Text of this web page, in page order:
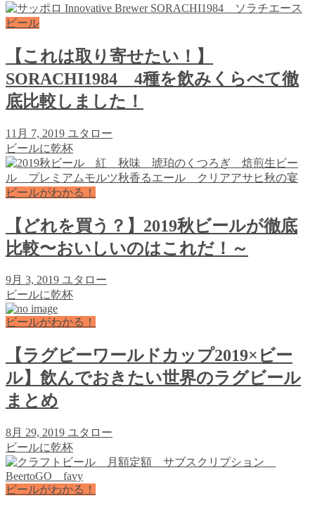
ビール
【これは取り寄せたい！】
SORACHI1984 4種を飲みくらべて徹
底比較しました！
11月 7, 2019 ユタロー
ビールに乾杯
ビールがわかる！
【どれを買う？】2019秋ビールが徹底
比較〜おいしいのはこれだ！～
9月 3, 2019 ユタロー
ビールに乾杯
ビールがわかる！
【ラグビーワールドカップ2019×ビー
ル】飲んでおきたい世界のラグビール
まとめ
8月 29, 2019 ユタロー
ビールに乾杯
ビールがわかる！